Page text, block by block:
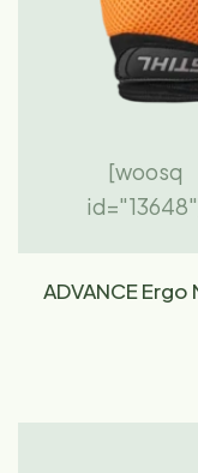
[woosq
ADVANCE